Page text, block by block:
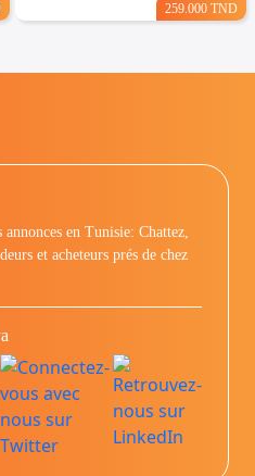
259.000 TND
en Tunisie: Chattez,
et acheteurs prés de chez